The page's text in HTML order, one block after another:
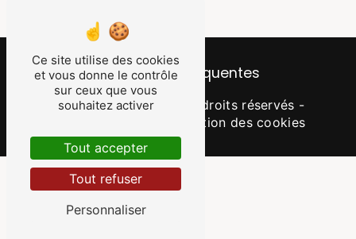
Recherches fréquentes
©Vistalid- 2026 - Tous droits réservés -
Gestion des cookies
Ce site utilise des cookies
et vous donne le contrôle
sur ceux que vous
souhaitez activer
Tout accepter
Tout refuser
Personnaliser